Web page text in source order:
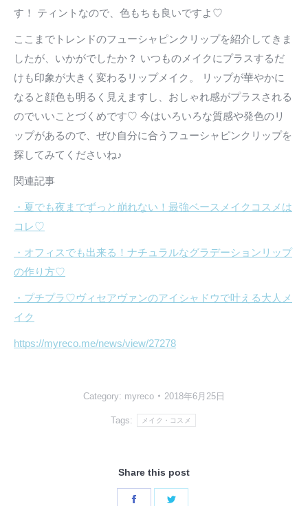
す！ ティントなので、色もちも良いですよ♡
ここまでトレンドのフューシャピンクリップを紹介してきま
したが、いかがでしたか？ いつものメイクにプラスするだ
けも印象が大きく変わるリップメイク。 リップが華やかに
なると顔色も明るく見えますし、おしゃれ感がプラスされる
のでいいことづくめです♡ 今はいろいろな質感や発色のリ
ップがあるので、ぜひ自分に合うフューシャピンクリップを
探してみてくださいね♪
関連記事
・夏でも夜までずっと崩れない！最強ベースメイクコスメは
コレ♡
・オフィスでも出来る！ナチュラルなグラデーションリップ
の作り方♡
・プチプラ♡ヴィセアヴァンのアイシャドウで叶える大人メ
イク
https://myreco.me/news/view/27278
Category: myreco 2018年6月25日
Tags: メイク・コスメ
Share this post
Share